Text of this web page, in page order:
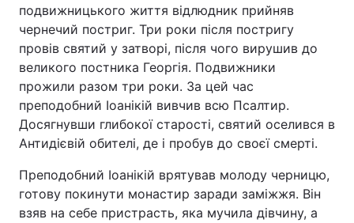
подвижницького життя відлюдник прийняв
чернечий постриг. Три роки після постригу
провів святий у затворі, після чого вирушив до
великого постника Георгія. Подвижники
прожили разом три роки. За цей час
преподобний Іоанікій вивчив всю Псалтир.
Досягнувши глибокої старості, святий оселився в
Антидієвій обителі, де і пробув до своєї смерті.
Преподобний Іоанікій врятував молоду черницю,
готову покинути монастир заради заміжжя. Він
взяв на себе пристрасть, яка мучила дівчину, а